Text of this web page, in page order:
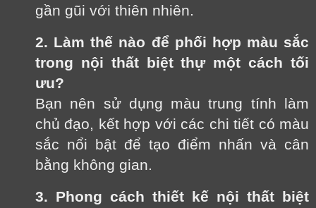
gần gũi với thiên nhiên.
2. Làm thế nào để phối hợp màu sắc
trong nội thất biệt thự một cách tối
ưu?
Bạn nên sử dụng màu trung tính làm
chủ đạo, kết hợp với các chi tiết có màu
sắc nổi bật để tạo điểm nhấn và cân
bằng không gian.
3. Phong cách thiết kế nội thất biệt